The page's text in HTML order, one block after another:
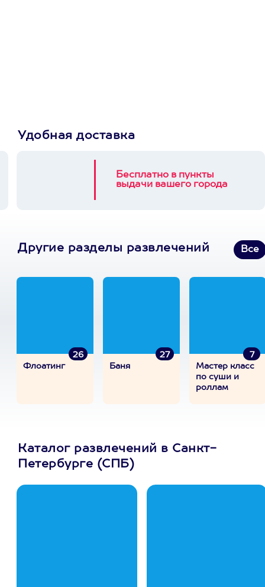
Удобная доставка
Бесплатно в пункты
выдачи вашего города
Другие разделы развлечений Все
26
Флоатинг
27
Баня
7
Мастер класс
по суши и
роллам
Каталог развлечений в Санкт-
Петербурге (СПБ)